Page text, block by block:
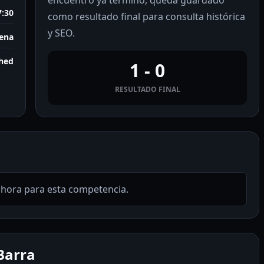
como resultado final para consulta histórica
y SEO.
1 - 0
RESULTADO FINAL
para esta competencia.